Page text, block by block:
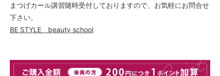
まつげカール講習随時受付しておりますので、お気軽にお問合せ
下さい。
BE STYLE beauty school